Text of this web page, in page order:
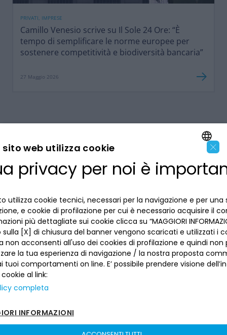
PRIVATI, IMPRESE
Camillo Venesio scrive su Il Sole 24 Ore: “È
tempo di semplificare le norme europee per
sostenere competitività e biodiversità bancaria”
27 Maggio 2026
LA BANCA
Dove siamo
Lavora con noi
Reclami
Numeri utili
INFORMAZIONI PER IL CLIENTE
Privacy
La tua scelta sui cookies
Informativa al pubblico
Sepa
Sicurezza
Depositi dormienti
ACCESSIBILITÀ E APP
SEGUICI SUI SOCIAL
ENGLISH
×
sito web utilizza cookie
privacy per noi è
utilizza cookie tecnici, necessari per la navigazione e per una
e cookie di profilazione per cui è necessario acquisire il
più dettagliate sui cookie clicca su “MAGGIORI
[X] di chiusura del banner vengono scaricati e utilizzati i
non acconsenti all'uso dei cookies di profilazione e quindi non
la tua esperienza di navigazione / la nostra proposta
tuoi comportamenti on line. E’ possibile prendere visione
al link:
completa
INFORMAZIONI